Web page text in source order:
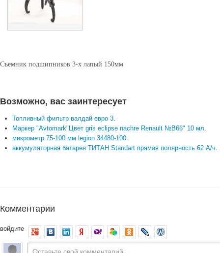
Съемник подшипников 3-х лапый 150мм
Возможно, вас заинтересует
Топливный фильтр валдай евро 3.
Маркер "Avtomark"Цвет gris eclipse nachre Renault №B66" 10 мл.
микрометр 75-100 мм legion 34480-100.
аккумуляторная батарея ТИТАН Standart прямая полярность 62 А/ч.
Комментарии
войдите